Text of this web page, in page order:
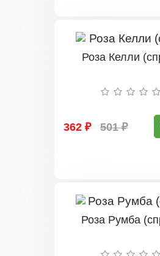
Роза Келли
362 ₽ 501 ₽
Роза Румба